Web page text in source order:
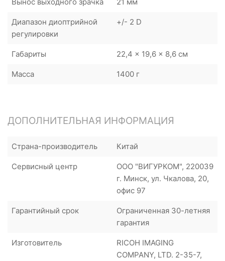
Диапазон диоптрийной
регулировки
+/- 2 D
Габариты 22,4 x 19,6 x 8,6 см
Масса 1400 г
ДОПОЛНИТЕЛЬНАЯ ИНФОРМАЦИЯ
Страна-производитель Китай
Сервисный центр
ООО "ВИГУРКОМ", 220039
г. Минск, ул. Чкалова, 20,
офис 97
Гарантийный срок
Ограниченная 30-летняя
гарантия
Изготовитель
RICOH IMAGING
COMPANY, LTD. 2-35-7,